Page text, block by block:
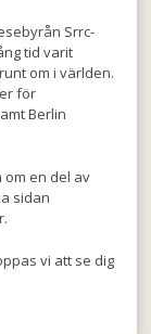
Srrc-
tid varit
om i världen.
för
Berlin
en del av
sidan
vi att se dig